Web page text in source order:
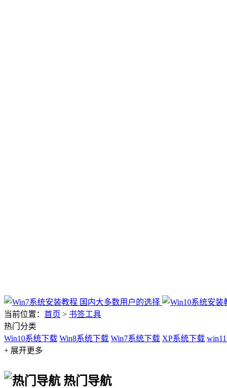
当前位置： 首页 > 书签工具
热门分类
Win10系统下载 Win8系统下载 Win7系统下载 XP系统下载
+ 展开更多
热门导航